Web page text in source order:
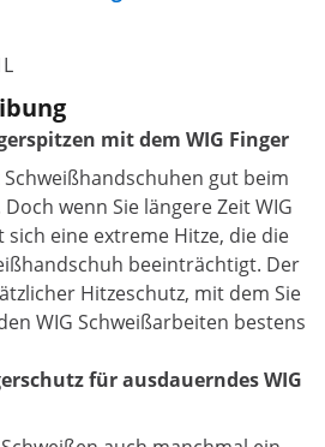
mit dem WIG Finger
gut beim
wenn Sie längere Zeit WIG
sich eine extreme Hitze, die die
beeinträchtigt. Der
Hitzeschutz, mit dem Sie
WIG Schweißarbeiten bestens
für ausdauerndes WIG